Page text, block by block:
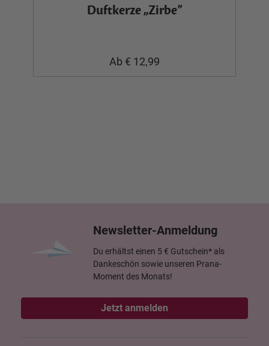
Duftkerze „Zirbe”
Ab € 12,99
Newsletter-Anmeldung
Du erhältst einen 5 € Gutschein* als
Dankeschön sowie unseren Prana-
Moment des Monats!
Jetzt anmelden